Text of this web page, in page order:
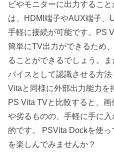
ビやモニターに出力するこ
は、HDMI端子やAUX端子、
手軽に接続が可能です。PS
簡単にTV出力ができるため
ることができるでしょう。
バイスとして認識させる方
Vitaと同様に外部出力能力を
PS Vita TVと比較すると、
や劣るものの、手軽に手に
的です。 PSVita Dockを使
を楽しんでみませんか？